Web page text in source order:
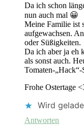
Da ich schon
nun auch mal 😀
Meine Familie ist
aufgewachsen.
oder Süßigkeiten.
Da ich aber ja eh
als sonst auch.
Tomaten-
Frohe Ostertage
Wird
Antworten